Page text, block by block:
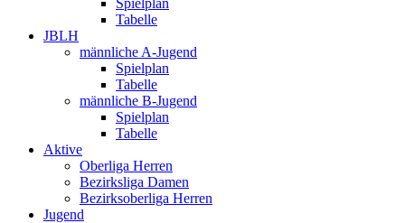
Spielplan
Tabelle
JBLH
männliche A-Jugend
Spielplan
Tabelle
männliche B-Jugend
Spielplan
Tabelle
Aktive
Oberliga Herren
Bezirksliga Damen
Bezirksoberliga Herren
Jugend